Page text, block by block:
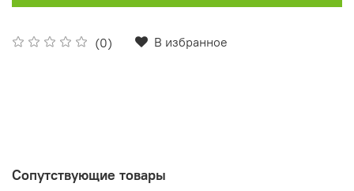
(0) В избранное
Сопутствующие товары